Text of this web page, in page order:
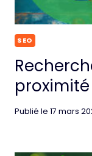
SEO
Publié le 17 mars